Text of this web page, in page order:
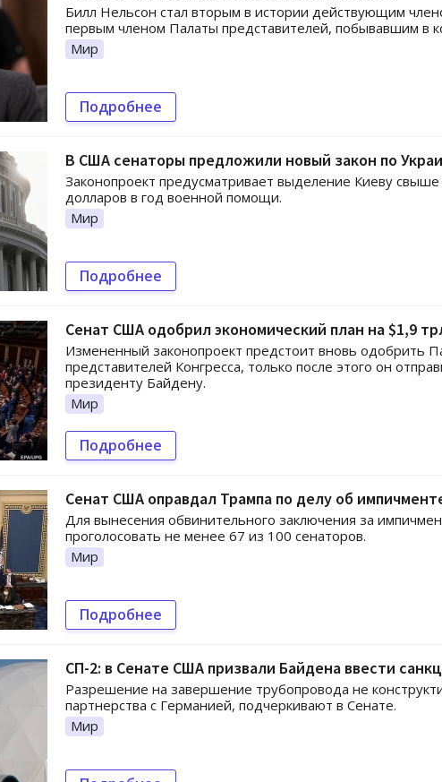
Билл Нельсон стал вторым в истории действующим
первым членом Палаты представителей, побывавшим в
Мир
Подробнее
В США сенаторы предложили новый закон по
Законопроект предусматривает выделение Киеву
долларов в год военной помощи.
Мир
Подробнее
Сенат США одобрил экономический план на $1,9
Измененный законопроект предстоит вновь одобрить
представителей Конгресса, только после этого он
президенту Байдену.
Мир
Подробнее
Сенат США оправдал Трампа по делу об
Для вынесения обвинительного заключения за
проголосовать не менее 67 из 100 сенаторов.
Мир
Подробнее
СП-2: в Сенате США призвали Байдена ввести
Разрешение на завершение трубопровода не
партнерства с Германией, подчеркивают в Сенате.
Мир